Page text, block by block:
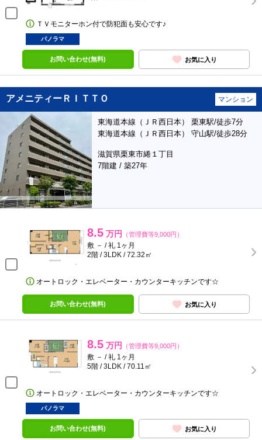
ＴＶモニターホン付で防犯面も安心です♪
パノラマ
お問い合わせ(無料) お気に入り
アメニティーＲＩＴＴＯ マンション
東海道本線（ＪＲ西日本） 栗東駅/徒歩7分
東海道本線（ＪＲ西日本） 守山駅/徒歩28分
滋賀県栗東市綣１丁目
7階建 / 築27年
8.5 万円 （管理費等9,000円）
敷 － / 礼 1ヶ月
2階 / 3LDK / 72.32㎡
オートロック・エレベーター・カウンターキッチンです☆
お問い合わせ(無料) お気に入り
8.5 万円 （管理費等9,000円）
敷 － / 礼 1ヶ月
5階 / 3LDK / 70.11㎡
オートロック・エレベーター・カウンターキッチンです☆
パノラマ
お問い合わせ(無料) お気に入り